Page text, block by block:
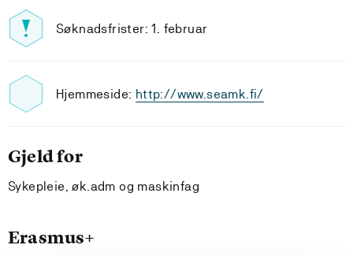
Søknadsfrister: 1. februar
Hjemmeside: http://www.seamk.fi/
Gjeld for
Sykepleie, øk.adm og maskinfag
Erasmus+